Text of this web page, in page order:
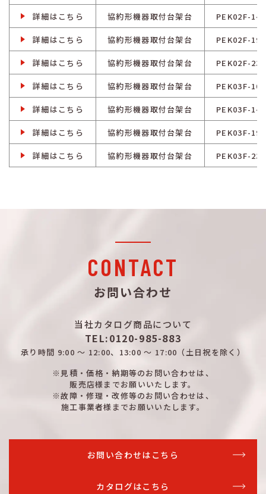
詳細はこちら 協約形機器取付台架台 PEK02F-146
詳細はこちら 協約形機器取付台架台 PEK02F-196
詳細はこちら 協約形機器取付台架台 PEK02F-236
詳細はこちら 協約形機器取付台架台 PEK03F-106
詳細はこちら 協約形機器取付台架台 PEK03F-146
詳細はこちら 協約形機器取付台架台 PEK03F-196
詳細はこちら 協約形機器取付台架台 PEK03F-236
CONTACT
お問い合わせ
当社カタログ商品について
TEL:0120-985-883
承り時間 9:00 ～ 12:00、13:00 ～ 17:00 （土日祝を除く）
※見積・価格・納期等のお問い合わせは、
販売店様までお願いいたします。
※故障・修理・改修等のお問い合わせは、
施工事業者様までお願いいたします。
お問い合わせはこちら
カタログはこちら